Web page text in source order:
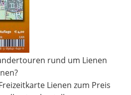
rund um Lienen
Lienen zum Preis